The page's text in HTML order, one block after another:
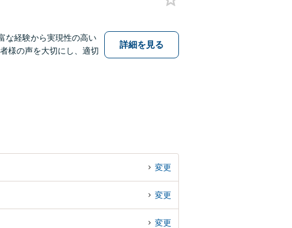
な経験から実現性の高い
様の声を大切にし、適切
詳細を見る
変更
変更
変更